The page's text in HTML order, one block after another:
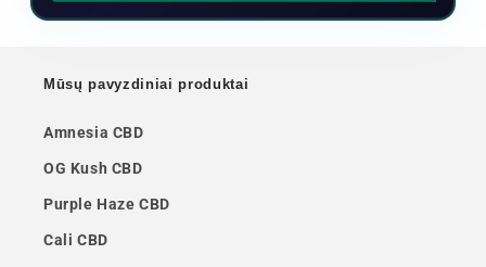
Mūsų pavyzdiniai produktai
Amnesia CBD
OG Kush CBD
Purple Haze CBD
Cali CBD